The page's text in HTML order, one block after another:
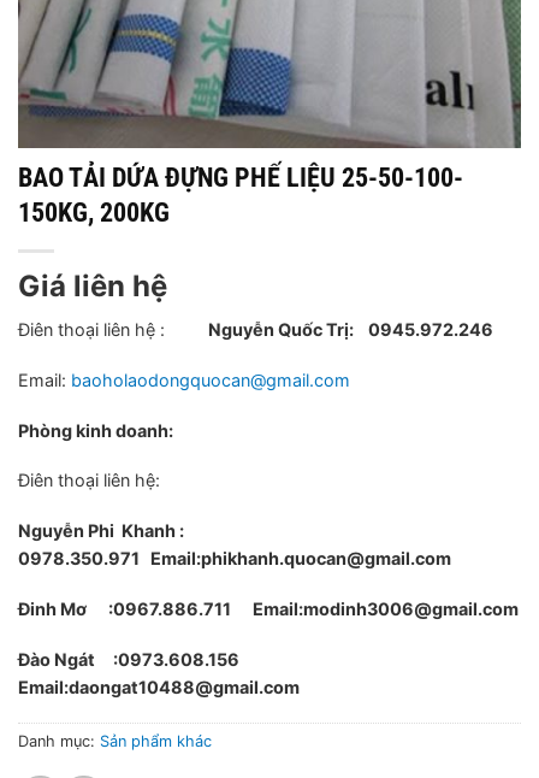
BAO TẢI DỨA ĐỰNG PHẾ LIỆU 25-50-100-
150KG, 200KG
Giá liên hệ
Điên thoại liên hệ : Nguyễn Quốc Trị: 0945.972.246
Email: baoholaodongquocan@gmail.com
Phòng kinh doanh:
Điên thoại liên hệ:
Nguyễn Phi Khanh :
0978.350.971 Email:phikhanh.quocan@gmail.com
Đinh Mơ :0967.886.711 Email:modinh3006@gmail.com
Đào Ngát :0973.608.156
Email:daongat10488@gmail.com
Danh mục: Sản phẩm khác